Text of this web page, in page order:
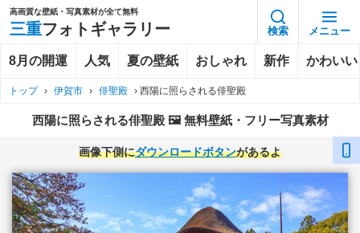
高画質な壁紙・写真素材が全て無料
三重フォトギャラリー 検索 メニュー
8月の開運 人気 夏の壁紙 おしゃれ 新作 かわいい
トップ › 伊賀市 › 俳聖殿 › 西陽に照らされる俳聖殿
西陽に照らされる俳聖殿 🖼️ 無料壁紙・フリー写真素材
画像下側にダウンロードボタンがあるよ